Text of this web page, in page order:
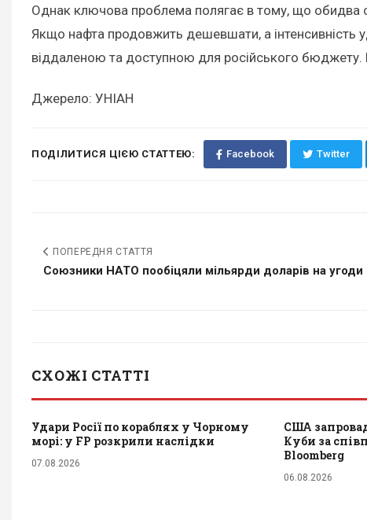
Однак ключова проблема полягає в тому, що обидва
Якщо нафта продовжить дешевшати, а інтенсивність
віддаленою та доступною для російського бюджету.
Джерело: УНІАН
ПОДІЛИТИСЯ ЦІЄЮ СТАТТЕЮ: Facebook Twitter
ПОПЕРЕДНЯ СТАТТЯ
Союзники НАТО пообіцяли мільярди доларів на угоди
СХОЖІ СТАТТІ
Удари Росії по кораблях у Чорному
морі: у FP розкрили наслідки
07.08.2026
США
Куби за
Bloomberg
06.08.2026